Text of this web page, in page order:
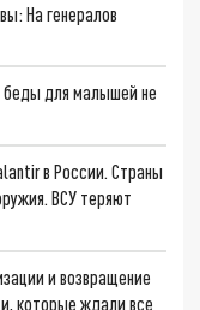
На генералов
беды для малышей не
в России. Страны
ВСУ теряют
и возвращение
которые ждали все